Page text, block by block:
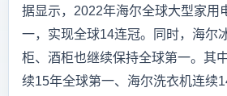
据显示，2022年海尔全球大型家用
一，实现全球14连冠。同时，海尔
柜、酒柜也继续保持全球第一。其
续15年全球第一、海尔洗衣机连续